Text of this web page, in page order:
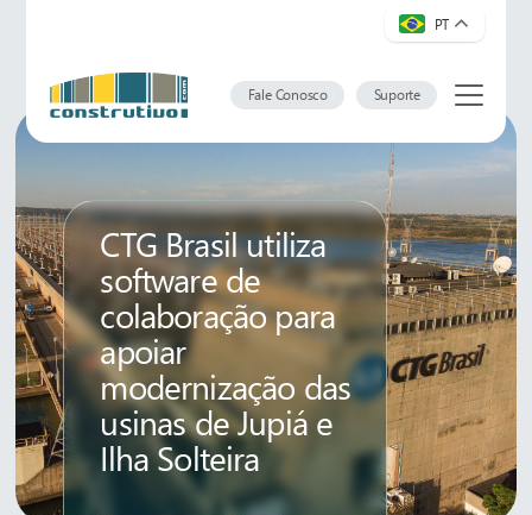
PT
Fale Conosco Suporte
CTG Brasil utiliza
software de
colaboração para
apoiar
modernização das
usinas de Jupiá e
Ilha Solteira